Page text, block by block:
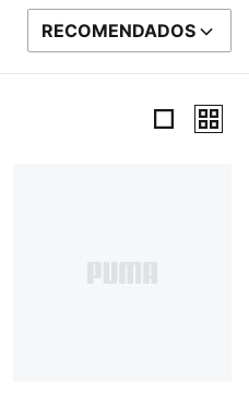
ORDENAR POR
RECOMENDADOS